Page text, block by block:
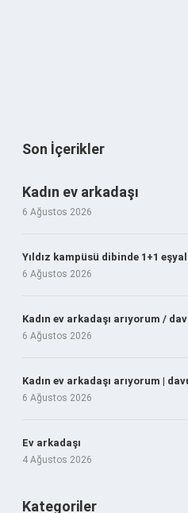
Son İçerikler
Kadın ev arkadaşı
6 Ağustos 2026
Yıldız kampüsü dibinde 1+1
6 Ağustos 2026
Kadın ev arkadaşı arıyorum /
6 Ağustos 2026
Kadın ev arkadaşı arıyorum |
6 Ağustos 2026
Ev arkadaşı
4 Ağustos 2026
Kategoriler